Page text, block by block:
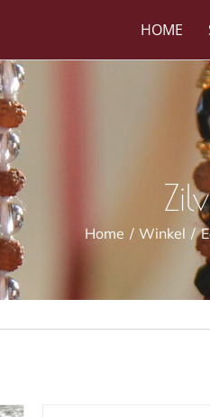
HOME
Home Winkel